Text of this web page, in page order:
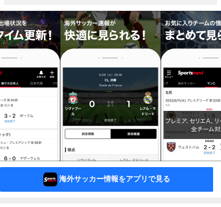
海外サッカー情報をアプリで見る